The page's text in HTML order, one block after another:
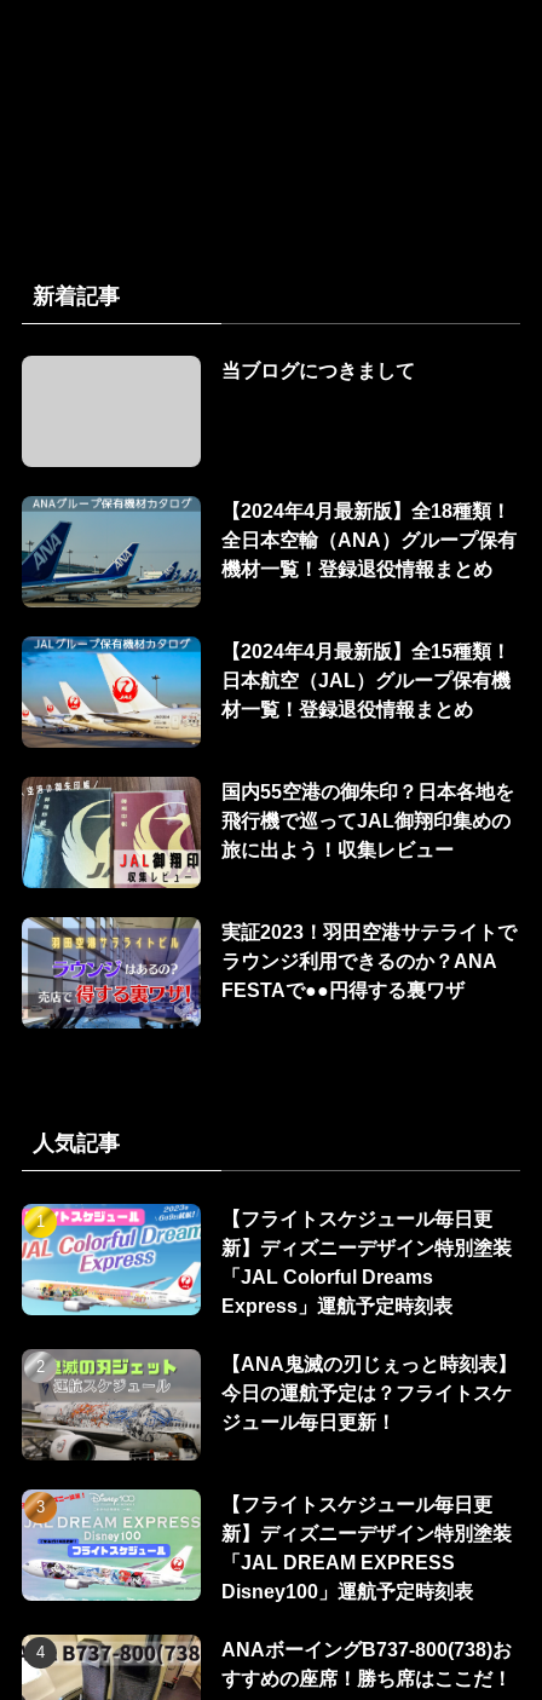
新着記事
当ブログにつきまして
【2024年4月最新版】全18種類！
全日本空輸（ANA）グループ保有
機材一覧！登録退役情報まとめ
【2024年4月最新版】全15種類！
日本航空（JAL）グループ保有機
材一覧！登録退役情報まとめ
国内55空港の御朱印？日本各地を
飛行機で巡ってJAL御翔印集めの
旅に出よう！収集レビュー
実証2023！羽田空港サテライトで
ラウンジ利用できるのか？ANA
FESTAで●●円得する裏ワザ
人気記事
【フライトスケジュール毎日更
新】ディズニーデザイン特別塗装
「JAL Colorful Dreams
Express」運航予定時刻表
【ANA鬼滅の刃じぇっと時刻表】
今日の運航予定は？フライトスケ
ジュール毎日更新！
【フライトスケジュール毎日更
新】ディズニーデザイン特別塗装
「JAL DREAM EXPRESS
Disney100」運航予定時刻表
ANAボーイングB737-800(738)お
すすめの座席！勝ち席はここだ！